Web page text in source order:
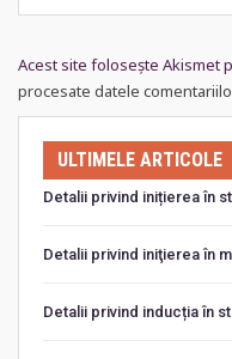
Acest site folosește Akismet
procesate datele
ULTIMELE ARTICOLE
Detalii privind inițierea în
Detalii privind iniţierea în
Detalii privind inducția în